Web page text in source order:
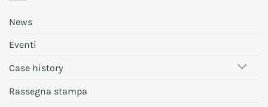
News
Eventi
Case history
Rassegna stampa